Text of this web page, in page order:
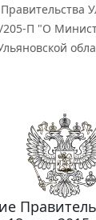
205-П "О